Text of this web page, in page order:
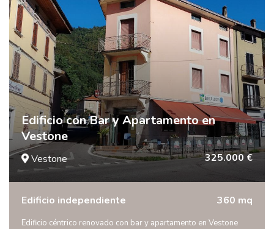
Edificio con Bar y Apartamento en
Vestone
Vestone 325.000 €
Edificio independiente 360 mq
Edificio céntrico renovado con bar y apartamento en Vestone